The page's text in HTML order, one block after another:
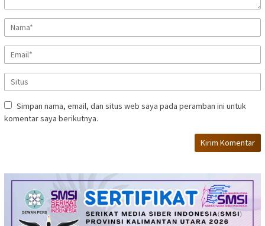
Simpan nama, email, dan situs web saya pada peramban ini untuk
komentar saya berikutnya.